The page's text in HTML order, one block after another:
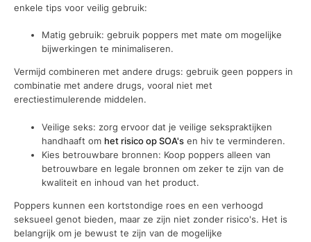
enkele tips voor veilig gebruik:
Matig gebruik: gebruik poppers met mate om mogelijke
bijwerkingen te minimaliseren.
Vermijd combineren met andere drugs: gebruik geen poppers in
combinatie met andere drugs, vooral niet met
erectiestimulerende middelen.
Veilige seks: zorg ervoor dat je veilige sekspraktijken
handhaaft om het risico op SOA's en hiv te verminderen.
Kies betrouwbare bronnen: Koop poppers alleen van
betrouwbare en legale bronnen om zeker te zijn van de
kwaliteit en inhoud van het product.
Poppers kunnen een kortstondige roes en een verhoogd
seksueel genot bieden, maar ze zijn niet zonder risico's. Het is
belangrijk om je bewust te zijn van de mogelijke